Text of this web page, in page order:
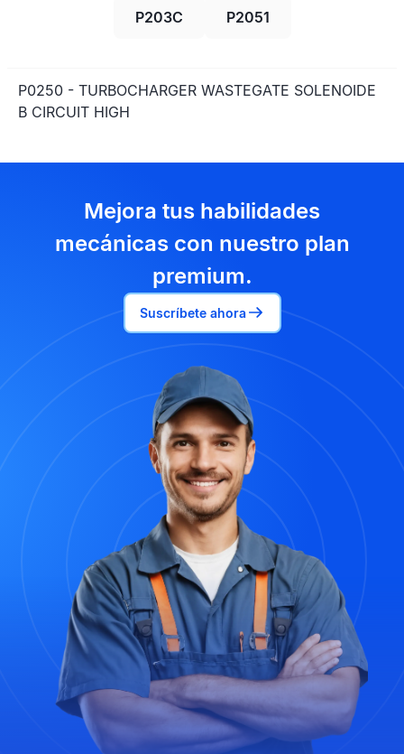
P203C P2051
P0250 - TURBOCHARGER WASTEGATE SOLENOIDE
B CIRCUIT HIGH
Mejora tus habilidades
mecánicas con nuestro plan
premium.
Suscríbete ahora